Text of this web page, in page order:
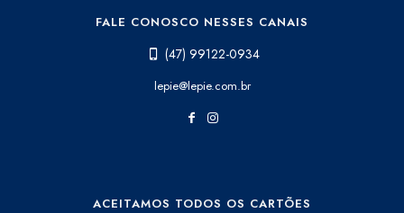
FALE CONOSCO NESSES CANAIS
(47) 99122-0934
lepie@lepie.com.br
ACEITAMOS TODOS OS CARTÕES